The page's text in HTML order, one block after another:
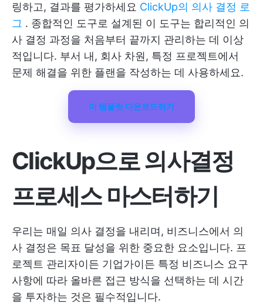
링하고, 결과를 평가하세요 ClickUp의 의사 결정 로
그 . 종합적인 도구로 설계된 이 도구는 합리적인 의
사 결정 과정을 처음부터 끝까지 관리하는 데 이상
적입니다. 부서 내, 회사 차원, 특정 프로젝트에서
문제 해결을 위한 플랜을 작성하는 데 사용하세요.
이 템플릿 다운로드하기
ClickUp으로 의사결정
프로세스 마스터하기
우리는 매일 의사 결정을 내리며, 비즈니스에서 의
사 결정은 목표 달성을 위한 중요한 요소입니다. 프
로젝트 관리자이든 기업가이든 특정 비즈니스 요구
사항에 따라 올바른 접근 방식을 선택하는 데 시간
을 투자하는 것은 필수적입니다.